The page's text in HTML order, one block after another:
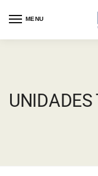
MENU
UNIDADES